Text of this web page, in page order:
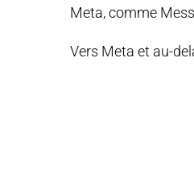
Meta, comme
Vers Meta et au-